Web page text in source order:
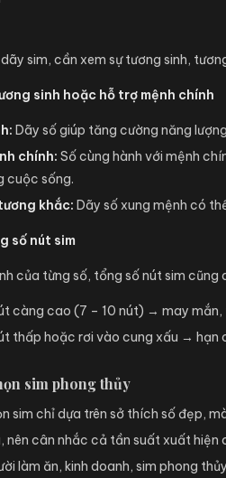
sim, cần xem sự tương sinh,
sinh hoặc hỗ trợ mệnh chính
Dãy số giúp tăng cường năng
chính: Số cùng hành với mệnh
cuộc sống.
khắc: Dãy số xung mệnh có
số nút sim
của từng số, tổng số nút sim cũng
càng cao (7 – 10 nút) → may mắn,
thấp hoặc rơi vào cung xấu → hạn
sim phong thủy
sim chỉ dựa trên sở thích số đẹp,
nên cân nhắc cả tần suất xuất hiện
làm ăn, kinh doanh, sim phong